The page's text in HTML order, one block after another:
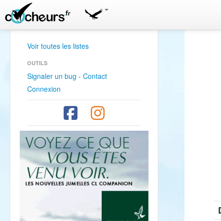
Voir toutes les listes
OUTILS
Signaler un bug - Contact
Connexion